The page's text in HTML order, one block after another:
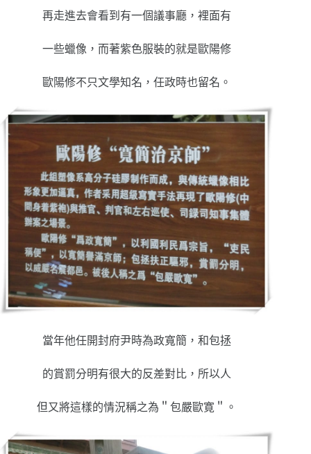
再走進去會看到有一個議事廳，裡面有
一些蠟像，而著紫色服裝的就是歐陽修
歐陽修不只文學知名，任政時也留名。
當年他任開封府尹時為政寬簡，和包拯
的賞罰分明有很大的反差對比，所以人
但又將這樣的情況稱之為＂包嚴歐寛＂。